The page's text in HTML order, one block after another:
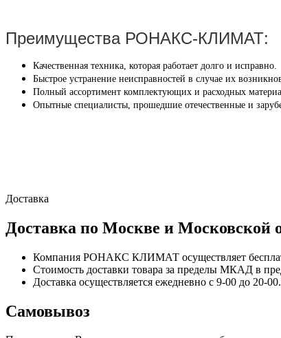
Преимущества РОНАКС-КЛИМАТ:
Качественная техника, которая работает долго и исправно.
Быстрое устранение неисправностей в случае их
Полный ассортимент комплектующих и расходных
Опытные специалисты, прошедшие отечественные и
Доставка
Доставка по Москве и Московской
Компания РОНАКС КЛИМАТ осуществляет
Стоимость доставки товара за пределы МКАД в
Доставка осуществляется ежедневно с 9-00 до 20-
Самовывоз